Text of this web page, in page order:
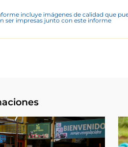
incluye imágenes de calidad que
ser impresas junto con este informe